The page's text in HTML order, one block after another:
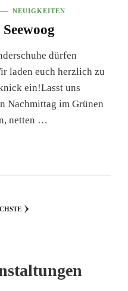
NEUIGKEITEN
dürfen
laden euch herzlich zu
ein!Lasst uns
Nachmittag im Grünen
netten …